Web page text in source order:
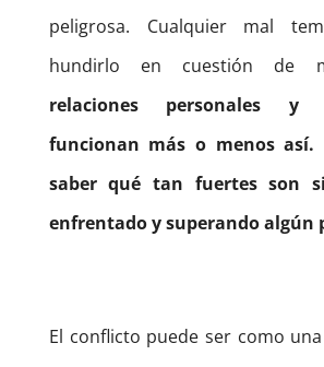
peligrosa. Cualquier mal
hundirlo en cuestión de
relaciones personales
funcionan más o menos así.
saber qué tan fuertes son
enfrentado y superando algún
El conflicto puede ser como